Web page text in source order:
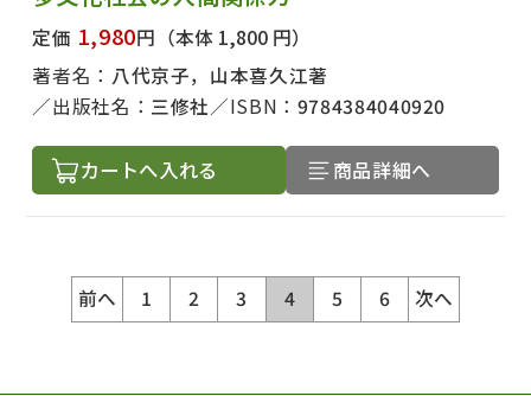
定価 1,980円 （本体 1,800 円）
著者名： 八代京子，山本喜久江著
出版社名： 三修社 ISBN： 9784384040920
カートへ入れる 商品詳細へ
前へ 1 2 3 4 5 6 次へ